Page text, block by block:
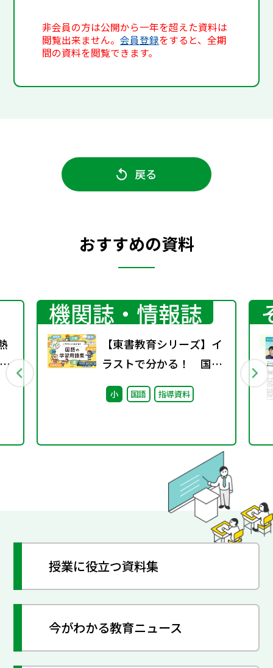
非会員の方は公開から一年を超えた資料は
閲覧出来ません。会員登録をすると、全期
間の資料を閲覧できます。
戻る
おすすめの資料
機関誌・情報誌
【東書教育シリーズ】イ
ラストで分かる！ 国語
の学習用語集
小 国語 指導資料
授業に役立つ資料集
今がわかる教育ニュース